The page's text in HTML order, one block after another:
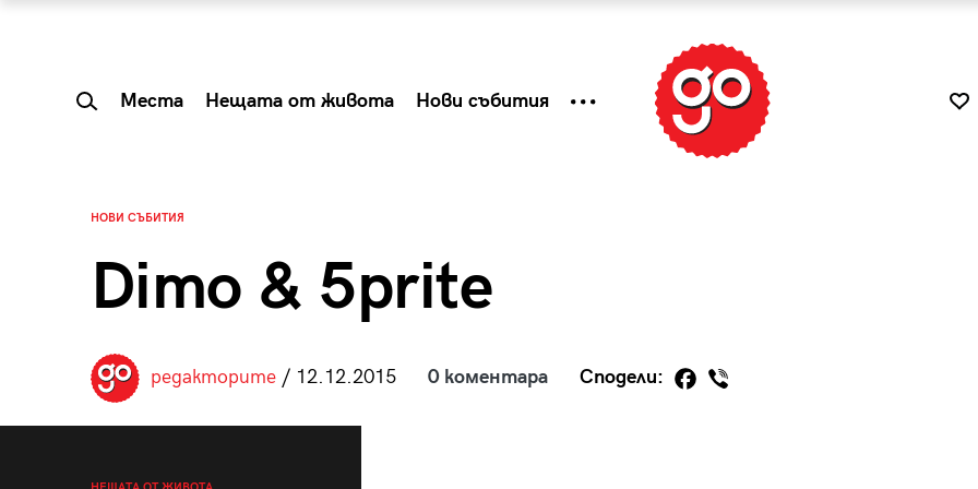
Места Нещата от живота Нови събития
НОВИ СЪБИТИЯ
Dimo & 5prite
редакторите/ 12.12.2015 0 коментара Сподели: